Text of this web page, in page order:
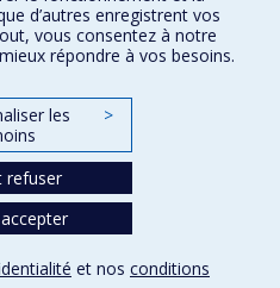
d’autres enregistrent vos
vous consentez à notre
répondre à vos besoins.
les
>
refuser
et nos conditions